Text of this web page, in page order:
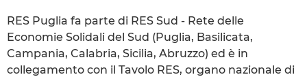
RES Puglia fa parte di RES Sud - Rete delle
Economie Solidali del Sud (Puglia, Basilicata,
Campania, Calabria, Sicilia, Abruzzo) ed è in
collegamento con il Tavolo RES, organo nazionale di